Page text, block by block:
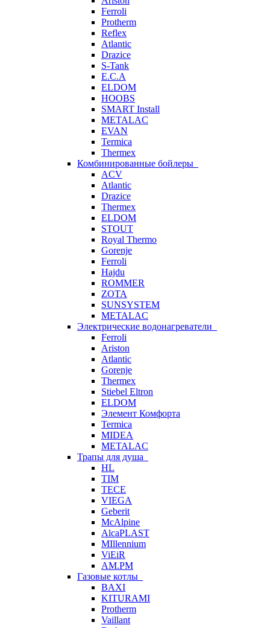
Ferroli
Protherm
Reflex
Atlantic
Drazice
S-Tank
E.C.A
ELDOM
HOOBS
SMART Install
METALAC
EVAN
Termica
Thermex
Комбинированные бойлеры
ACV
Atlantic
Drazice
Thermex
ELDOM
STOUT
Royal Thermo
Gorenje
Ferroli
Hajdu
ROMMER
ZOTA
SUNSYSTEM
METALAC
Электрические водонагреватели
Ferroli
Ariston
Atlantic
Gorenje
Thermex
Stiebel Eltron
ELDOM
Элемент Комфорта
Termica
MIDEA
METALAC
Трапы для душа
HL
TIM
TECE
VIEGA
Geberit
McAlpine
AlcaPLAST
MIllennium
ViEiR
AM.PM
Газовые котлы
BAXI
KITURAMI
Protherm
Vaillant